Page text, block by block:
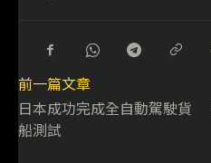
前一篇文章
日本成功完成全自動駕駛貨
船測試